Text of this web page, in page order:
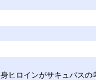
ヒロインがサキュバス